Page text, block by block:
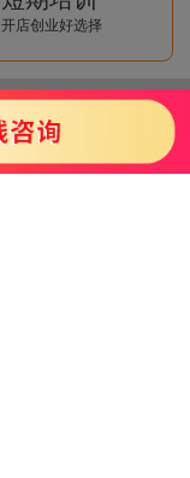
开店创业好选择